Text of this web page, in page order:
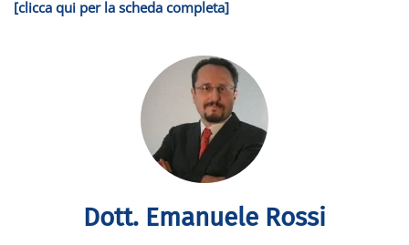
[clicca qui per la scheda completa]
Dott. Emanuele Rossi